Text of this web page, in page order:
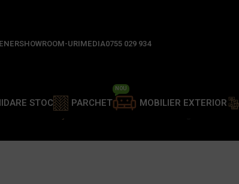
SHOWROOM-URIMEDIA0755 029 934
STOC PARCHET MOBILIER EXTERIOR
NOU
Montaj/ Banda Adeziva Tivek Neagra